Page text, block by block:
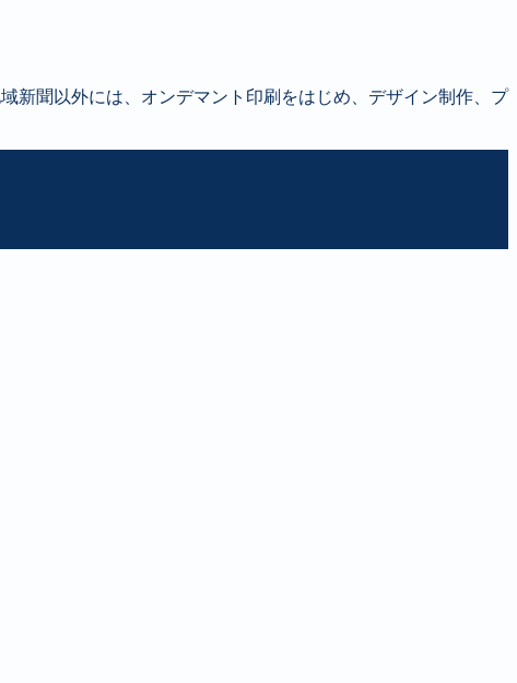
新聞以外には、オンデマント印刷をはじめ、デザイン制作、プ